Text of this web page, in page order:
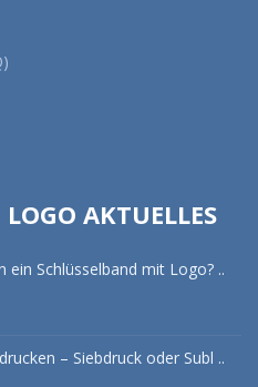
AKTUELLES
ein Schlüsselband mit Logo? ..
– Siebdruck oder Subl ..